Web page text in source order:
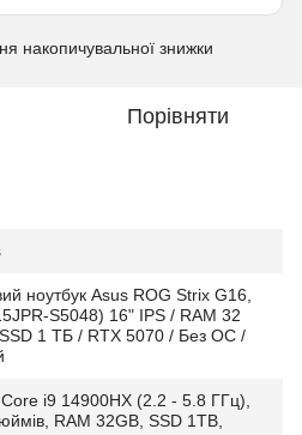
накопичувальної знижки
Порівняти
ноутбук Asus ROG Strix G16,
S5048) 16" IPS / RAM 32
1 ТБ / RTX 5070 / Без ОС /
i9 14900HX (2.2 - 5.8 ГГц),
RAM 32GB, SSD 1TB,